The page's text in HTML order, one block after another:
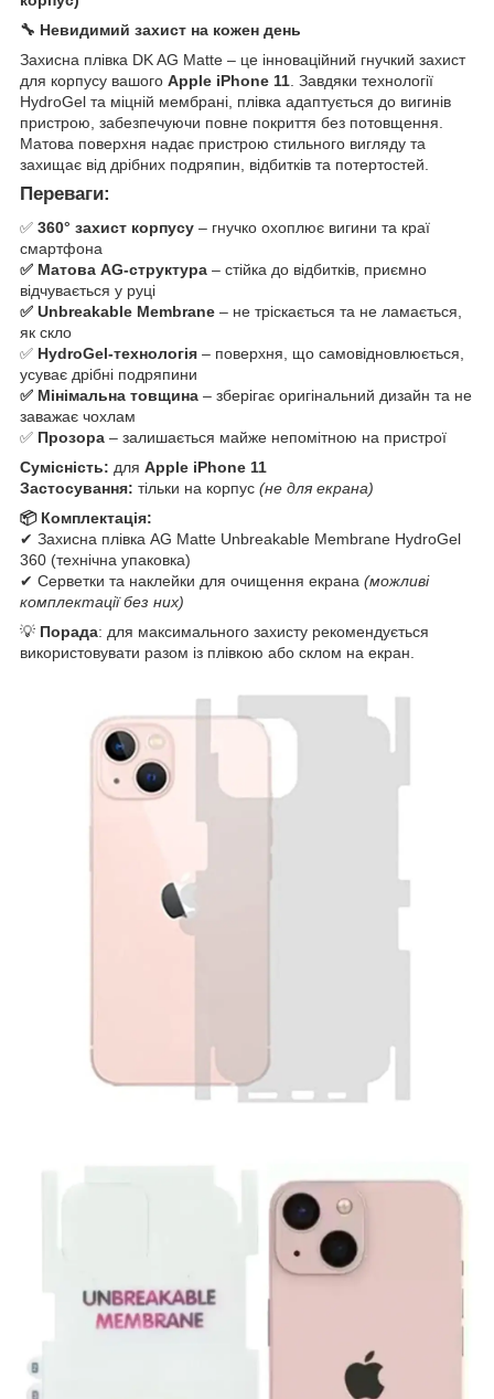
🔧 Невидимий захист на кожен день
Захисна плівка DK AG Matte – це інноваційний гнучкий захист
для корпусу вашого Apple iPhone 11 . Завдяки технології
HydroGel та міцній мембрані, плівка адаптується до вигинів
пристрою, забезпечуючи повне покриття без потовщення.
Матова поверхня надає пристрою стильного вигляду та
захищає від дрібних подряпин, відбитків та потертостей.
Переваги:
✅ 360° захист корпусу – гнучко охоплює вигини та краї
смартфона
✅ Матова AG-структура – стійка до відбитків, приємно
відчувається у руці
✅ Unbreakable Membrane – не тріскається та не ламається,
як скло
✅ HydroGel-технологія – поверхня, що самовідновлюється,
усуває дрібні подряпини
✅ Мінімальна товщина – зберігає оригінальний дизайн та не
заважає чохлам
✅ Прозора – залишається майже непомітною на пристрої
Сумісність: для Apple iPhone 11
Застосування: тільки на корпус (не для екрана)
📦 Комплектація:
✔ Захисна плівка AG Matte Unbreakable Membrane HydroGel
360 (технічна упаковка)
✔ Серветки та наклейки для очищення екрана (можливі
комплектації без них)
💡 Порада: для максимального захисту рекомендується
використовувати разом із плівкою або склом на екран.